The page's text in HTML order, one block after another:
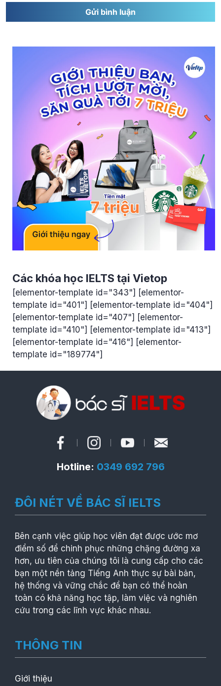
Các khóa học IELTS tại Vietop
[elementor-template id="343"] [elementor-
template id="401"] [elementor-template id="404"]
[elementor-template id="407"] [elementor-
template id="410"] [elementor-template id="413"]
[elementor-template id="416"] [elementor-
template id="189774"]
Hotline: 0349 692 796
ĐÔI NÉT VỀ BÁC SĨ IELTS
Bên cạnh việc giúp học viên đạt được ước mơ
điểm số để chinh phục những chặng đường xa
hơn, ưu tiên của chúng tôi là cung cấp cho các
bạn một nền tảng Tiếng Anh thực sự bài bản,
hệ thống và vững chắc để bạn có thể hoàn
toàn có khả năng học tập, làm việc và nghiên
cứu trong các lĩnh vực khác nhau.
THÔNG TIN
Giới thiệu